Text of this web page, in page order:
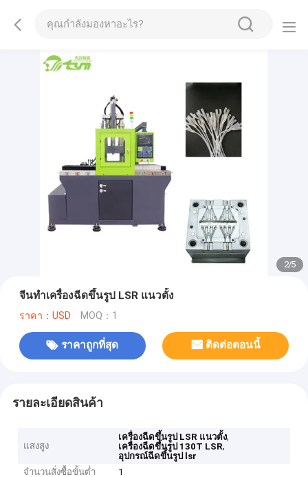
2/5
จีนทำเครื่องฉีดขึ้นรูป LSR แนวตั้ง
ราคา：USD MOQ：1
ราคาถูกที่สุด ติดต่อตอนนี้
รายละเอียดสินค้า
แสงสูง
เครื่องฉีดขึ้นรูป LSR แนวตั้ง,
เครื่องฉีดขึ้นรูป 130T LSR,
อุปกรณ์ฉีดขึ้นรูป lsr
จำนวนสั่งซื้อขั้นต่ำ
1